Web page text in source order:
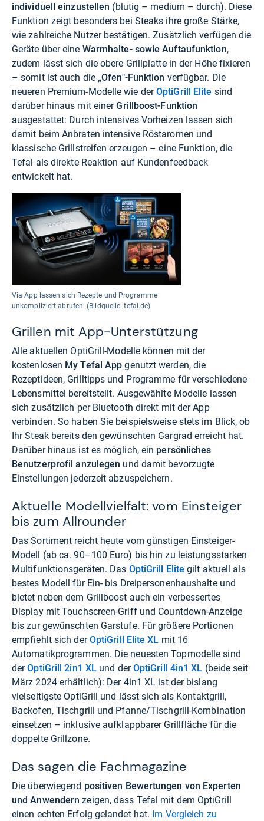
individuell einzustellen (blutig – medium – durch). Diese
Funktion zeigt besonders bei Steaks ihre große Stärke,
wie zahlreiche Nutzer bestätigen. Zusätzlich verfügen die
Geräte über eine Warmhalte- sowie Auftaufunktion,
zudem lässt sich die obere Grillplatte in der Höhe fixieren
– somit ist auch die „Ofen"-Funktion verfügbar. Die
neueren Premium-Modelle wie derOptiGrill Elite sind
darüber hinaus mit einerGrillboost-Funktion
ausgestattet: Durch intensives Vorheizen lassen sich
damit beim Anbraten intensive Röstaromen und
klassische Grillstreifen erzeugen – eine Funktion, die
Tefal als direkte Reaktion auf Kundenfeedback
entwickelt hat.
Via App lassen sich Rezepte und Programme
unkompliziert abrufen. (Bildquelle: tefal.de)
Grillen mit App-Unterstützung
Alle aktuellen OptiGrill-Modelle können mit der
kostenlosen My Tefal App genutzt werden, die
Rezeptideen, Grilltipps und Programme für verschiedene
Lebensmittel bereitstellt. Ausgewählte Modelle lassen
sich zusätzlich per Bluetooth direkt mit der App
verbinden. So haben Sie beispielsweise stets im Blick, ob
Ihr Steak bereits den gewünschten Gargrad erreicht hat.
Darüber hinaus ist es möglich, ein persönliches
Benutzerprofil anzulegen und damit bevorzugte
Einstellungen jederzeit abzuspeichern.
Aktuelle Modellvielfalt: vom Einsteiger
bis zum Allrounder
Das Sortiment reicht heute vom günstigen Einsteiger-
Modell (ab ca. 90–100 Euro) bis hin zu leistungsstarken
Multifunktionsgeräten. Das OptiGrill Elite gilt aktuell als
bestes Modell für Ein- bis Dreipersonenhaushalte und
bietet neben dem Grillboost auch ein verbessertes
Display mit Touchscreen-Griff und Countdown-Anzeige
bis zur gewünschten Garstufe. Für größere Portionen
empfiehlt sich der OptiGrill Elite XL mit 16
Automatikprogrammen. Die neuesten Topmodelle sind
derOptiGrill 2in1 XL und derOptiGrill 4in1 XL (beide seit
März 2024 erhältlich): Der 4in1 XL ist der bislang
vielseitigste OptiGrill und lässt sich als Kontaktgrill,
Backofen, Tischgrill und Pfanne/Tischgrill-Kombination
einsetzen – inklusive aufklappbarer Grillfläche für die
doppelte Grillzone.
Das sagen die Fachmagazine
Die überwiegend positiven Bewertungen von Experten
und Anwendern zeigen, dass Tefal mit dem OptiGrill
einen echten Erfolg gelandet hat. Im Vergleich zu